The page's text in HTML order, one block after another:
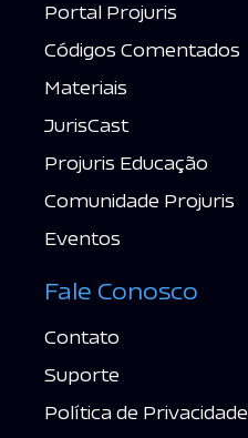
Portal Projuris
Códigos Comentados
Materiais
JurisCast
Projuris Educação
Comunidade Projuris
Eventos
Fale Conosco
Contato
Suporte
Política de Privacidade